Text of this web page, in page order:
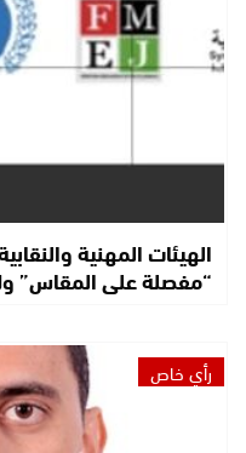
الهيئات المهنية
“مفصلة على المقاس”
رأي خاص